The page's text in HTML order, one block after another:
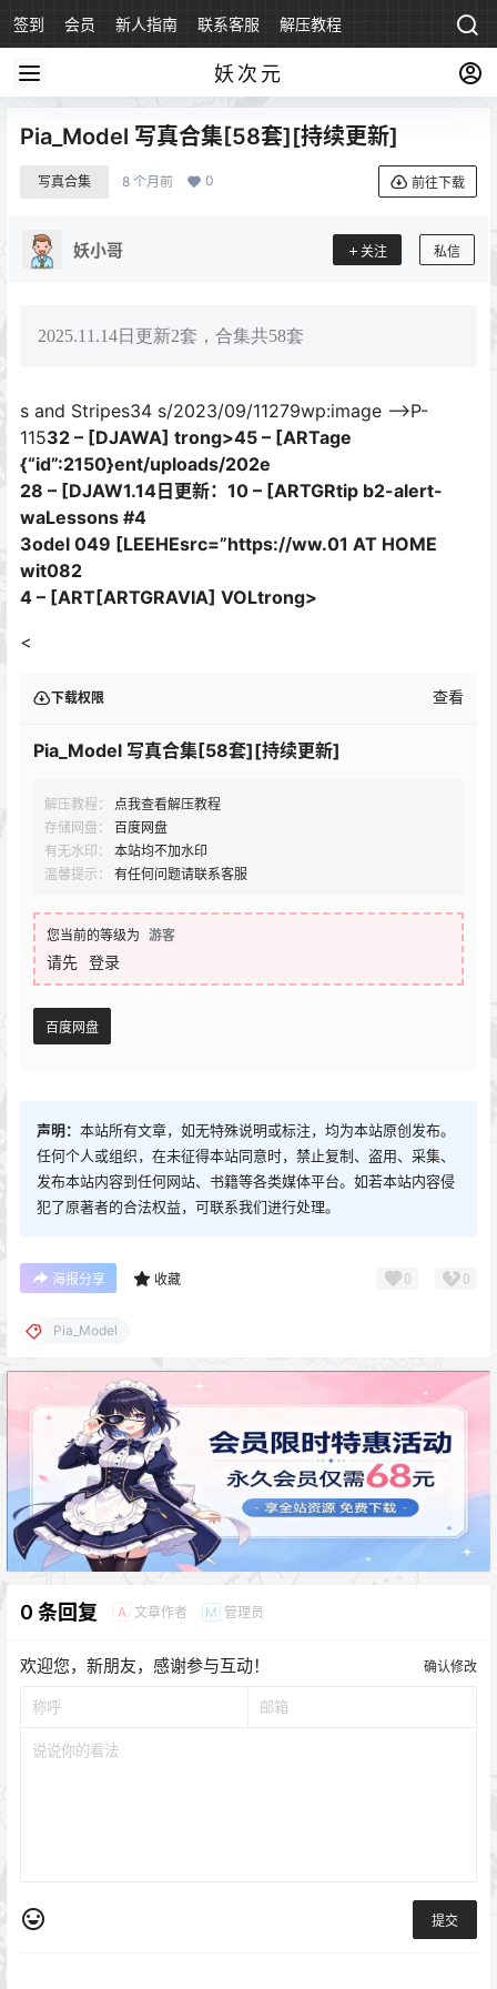
签到 会员 新人指南 联系客服 解压教程
妖次元
Pia_Model 写真合集[58套][持续更新]
写真合集 8 个月前 0 前往下载
妖小哥 关注 私信
2025.11.14日更新2套，合集共58套
s and Stripes34 s/2023/09/11279wp:image –>P-
11532 – [DJAWA] trong>45 – [ARTage
{“id”:2150}ent/uploads/202e
28 – [DJAW1.14日更新： 10 – [ARTGRtip b2-alert-
waLessons #4
3odel 049 [LEEHEsrc=”https://ww.01 AT HOME
wit082
4 – [ART[ARTGRAVIA] VOLtrong>
<
下载权限 查看
Pia_Model 写真合集[58套][持续更新]
解压教程：
点我查看解压教程
存储网盘：
百度网盘
有无水印：
本站均不加水印
温馨提示：
有任何问题请联系客服
您当前的等级为 游客
请先 登录
百度网盘
声明： 本站所有文章，如无特殊说明或标注，均为本站原创发布。
任何个人或组织，在未征得本站同意时，禁止复制、盗用、采集、
发布本站内容到任何网站、书籍等各类媒体平台。如若本站内容侵
犯了原著者的合法权益，可联系我们进行处理。
海报分享 收藏 0 0
Pia_Model
0 条回复 A 文章作者 M 管理员
欢迎您，新朋友，感谢参与互动！ 确认修改
提交